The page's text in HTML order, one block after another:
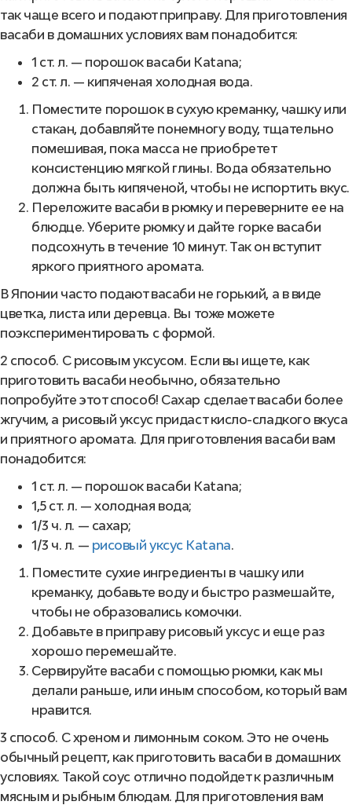
так чаще всего и подают приправу. Для приготовления
васаби в домашних условиях вам понадобится:
1 ст. л. — порошок васаби Katana;
2 ст. л. — кипяченая холодная вода.
Поместите порошок в сухую креманку, чашку или
стакан, добавляйте понемногу воду, тщательно
помешивая, пока масса не приобретет
консистенцию мягкой глины. Вода обязательно
должна быть кипяченой, чтобы не испортить вкус.
Переложите васаби в рюмку и переверните ее на
блюдце. Уберите рюмку и дайте горке васаби
подсохнуть в течение 10 минут. Так он вступит
яркого приятного аромата.
В Японии часто подают васаби не горький, а в виде
цветка, листа или деревца. Вы тоже можете
поэкспериментировать с формой.
2 способ. С рисовым уксусом. Если вы ищете, как
приготовить васаби необычно, обязательно
попробуйте этот способ! Сахар сделает васаби более
жгучим, а рисовый уксус придаст кисло-сладкого вкуса
и приятного аромата. Для приготовления васаби вам
понадобится:
1 ст. л. — порошок васаби Katana;
1,5 ст. л. — холодная вода;
1/3 ч. л. — сахар;
1/3 ч. л. — рисовый уксус Katana.
Поместите сухие ингредиенты в чашку или
креманку, добавьте воду и быстро размешайте,
чтобы не образовались комочки.
Добавьте в приправу рисовый уксус и еще раз
хорошо перемешайте.
Сервируйте васаби с помощью рюмки, как мы
делали раньше, или иным способом, который вам
нравится.
3 способ. С хреном и лимонным соком. Это не очень
обычный рецепт, как приготовить васаби в домашних
условиях. Такой соус отлично подойдет к различным
мясным и рыбным блюдам. Для приготовления вам